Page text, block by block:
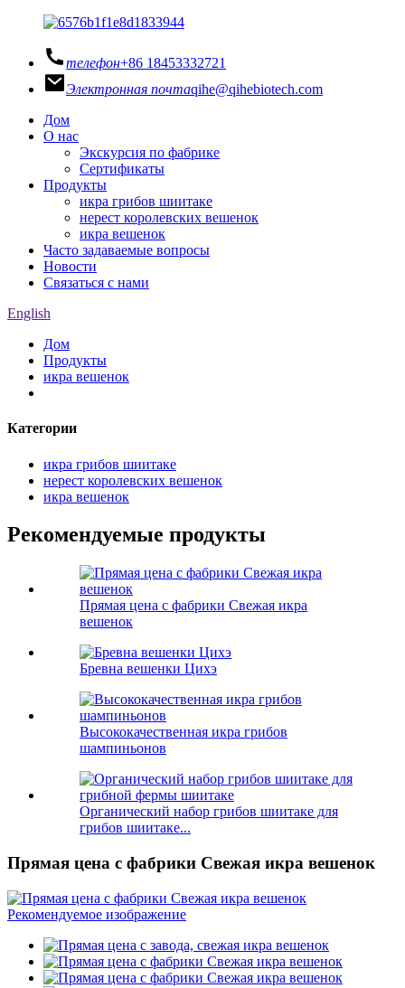
телефон+86 18453332721
Электронная почтаqihe@qihebiotech.com
Дом
О нас
Экскурсия по фабрике
Сертификаты
Продукты
икра грибов шиитаке
нерест королевских вешенок
икра вешенок
Часто задаваемые вопросы
Новости
Связаться с нами
English
Дом
Продукты
икра вешенок
Категории
икра грибов шиитаке
нерест королевских вешенок
икра вешенок
Рекомендуемые продукты
Прямая цена с фабрики Свежая икра
вешенок
Бревна вешенки Цихэ
Высококачественная икра грибов
шампиньонов
Органический набор грибов шиитаке для
грибов шиитаке...
Прямая цена с фабрики Свежая икра вешенок